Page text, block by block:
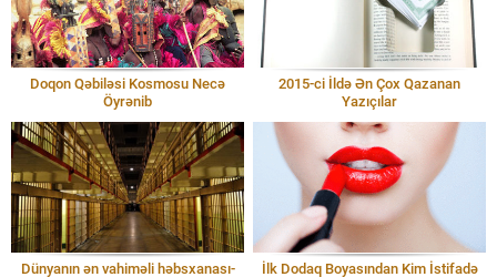
Doqon Qəbiləsi Kosmosu Necə
Öyrənib
2015-ci İldə Ən Çox Qazanan
Yazıçılar
Dünyanın ən vahiməli həbsxanası-
İlk Dodaq Boyasından Kim İstifadə